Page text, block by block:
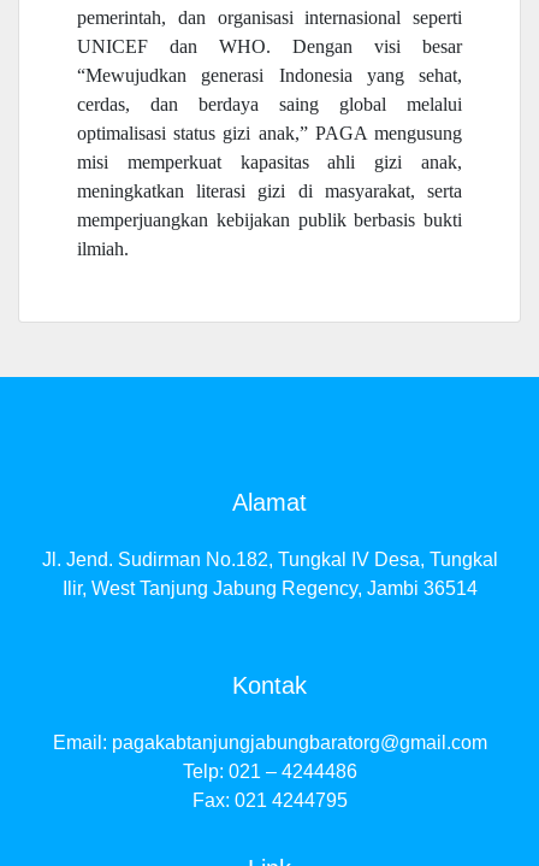
pemerintah, dan organisasi internasional seperti
UNICEF dan WHO. Dengan visi besar
“Mewujudkan generasi Indonesia yang sehat,
cerdas, dan berdaya saing global melalui
optimalisasi status gizi anak,” PAGA mengusung
misi memperkuat kapasitas ahli gizi anak,
meningkatkan literasi gizi di masyarakat, serta
memperjuangkan kebijakan publik berbasis bukti
ilmiah.
Alamat
Jl. Jend. Sudirman No.182, Tungkal IV Desa, Tungkal
Ilir, West Tanjung Jabung Regency, Jambi 36514
Kontak
Email: pagakabtanjungjabungbaratorg@gmail.com
Telp: 021 – 4244486
Fax: 021 4244795